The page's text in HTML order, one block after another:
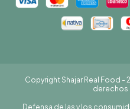
Copyright Shajar Real Food
derechos
Defensa de las y los